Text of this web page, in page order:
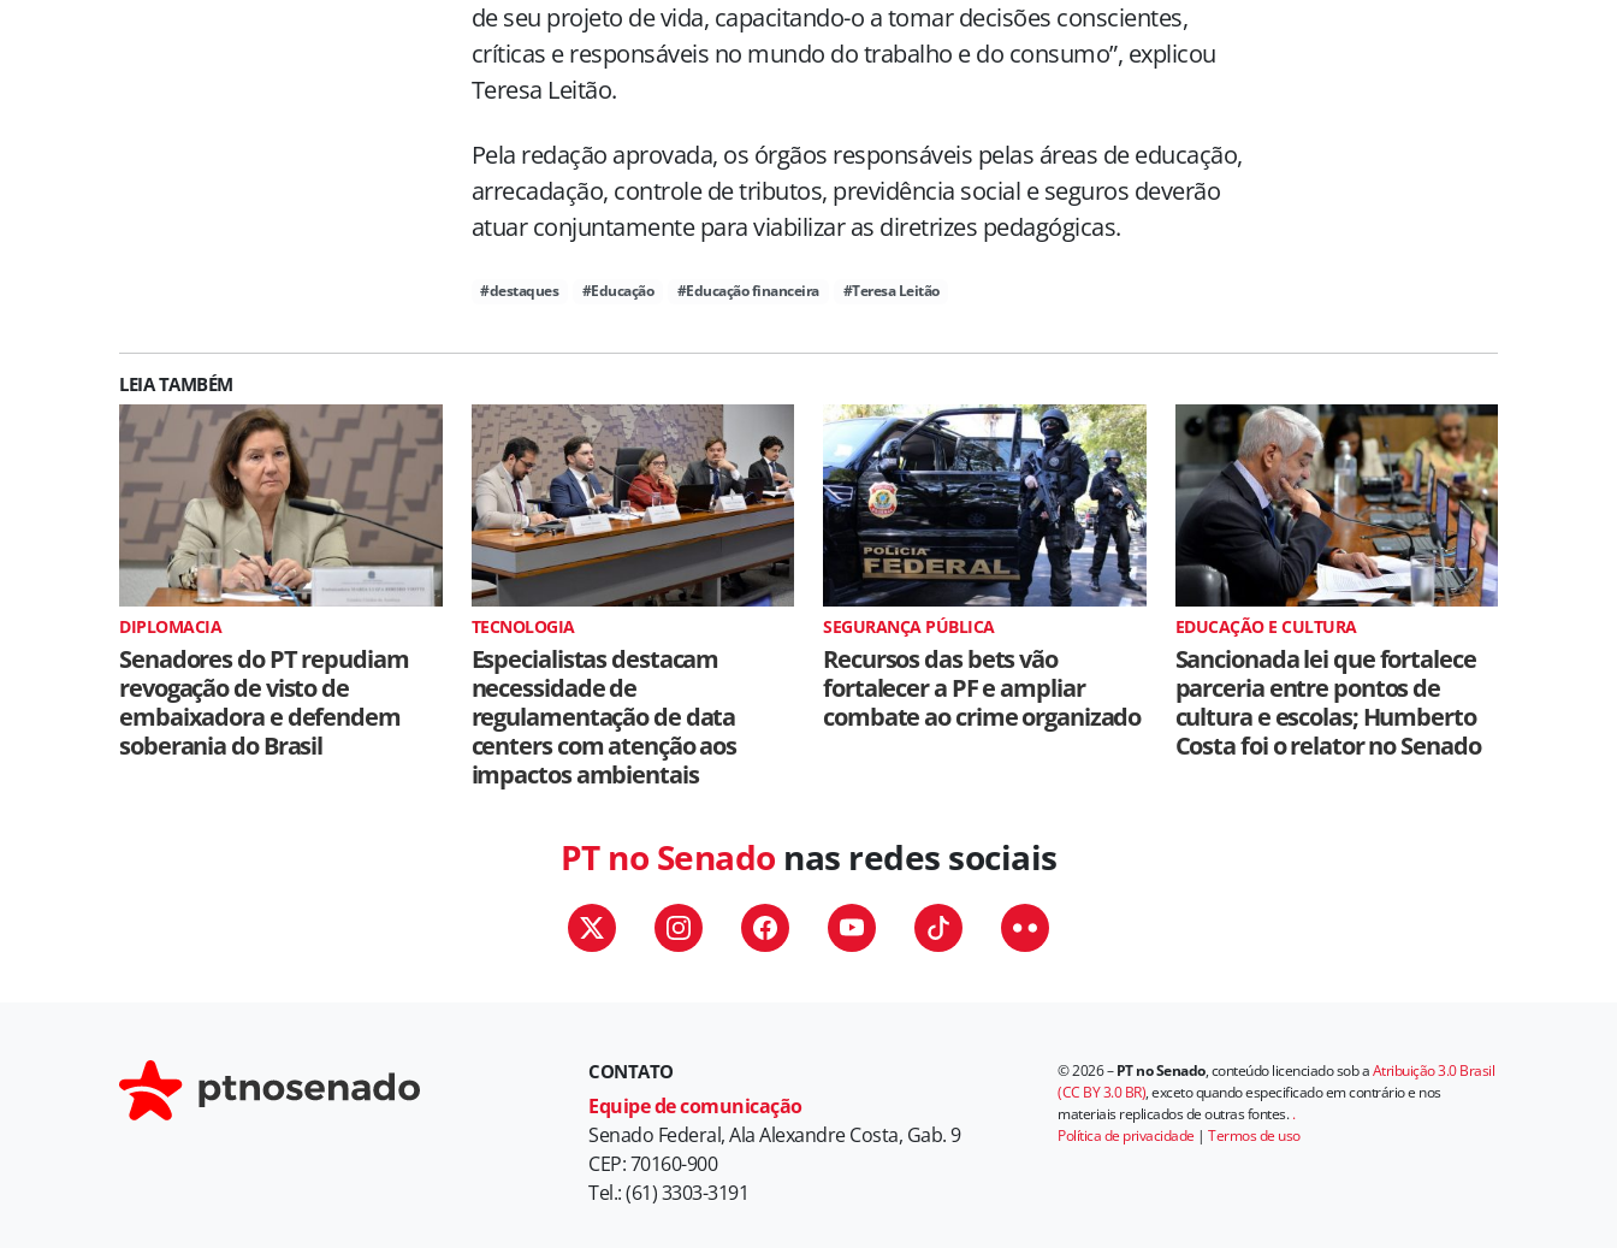
de seu projeto de vida, capacitando-o a tomar decisões conscientes,
críticas e responsáveis no mundo do trabalho e do consumo”, explicou
Teresa Leitão.
Pela redação aprovada, os órgãos responsáveis pelas áreas de educação,
arrecadação, controle de tributos, previdência social e seguros deverão
atuar conjuntamente para viabilizar as diretrizes pedagógicas.
#destaques #Educação #Educação financeira #Teresa Leitão
LEIA TAMBÉM
DIPLOMACIA
Senadores do PT repudiam
revogação de visto de
embaixadora e defendem
soberania do Brasil
TECNOLOGIA
Especialistas destacam
necessidade de
regulamentação de data
centers com atenção aos
impactos ambientais
SEGURANÇA PÚBLICA
Recursos das bets vão
fortalecer a PF e ampliar
combate ao crime organizado
EDUCAÇÃO E CULTURA
Sancionada lei que fortalece
parceria entre pontos de
cultura e escolas; Humberto
Costa foi o relator no Senado
PT no Senado nas redes sociais
CONTATO
Equipe de comunicação
Senado Federal, Ala Alexandre Costa, Gab. 9
CEP: 70160-900
Tel.: (61) 3303-3191
© 2026 –PT no Senado, conteúdo licenciado sob aAtribuição 3.0 Brasil
(CC BY 3.0 BR), exceto quando especificado em contrário e nos
materiais replicados de outras fontes..
Política de privacidade | Termos de uso